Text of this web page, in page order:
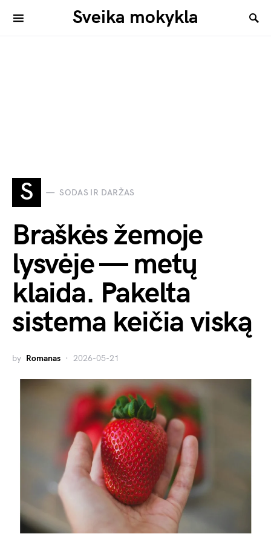
Sveika mokykla
S SODAS IR DARŽAS
Braškės žemoje
lysvėje — metų
klaida. Pakelta
sistema keičia viską
by Romanas 2026-05-21